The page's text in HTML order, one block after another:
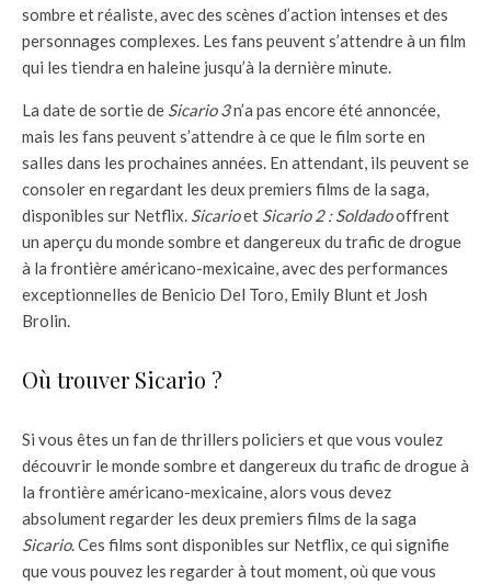
sombre et réaliste, avec des scènes d’action intenses et des
personnages complexes. Les fans peuvent s’attendre à un film
qui les tiendra en haleine jusqu’à la dernière minute.
La date de sortie de Sicario 3n’a pas encore été annoncée,
mais les fans peuvent s’attendre à ce que le film sorte en
salles dans les prochaines années. En attendant, ils peuvent se
consoler en regardant les deux premiers films de la saga,
disponibles sur Netflix. Sicarioet Sicario 2 : Soldadooffrent
un aperçu du monde sombre et dangereux du trafic de drogue
à la frontière américano-mexicaine, avec des performances
exceptionnelles de Benicio Del Toro, Emily Blunt et Josh
Brolin.
Où trouver Sicario ?
Si vous êtes un fan de thrillers policiers et que vous voulez
découvrir le monde sombre et dangereux du trafic de drogue à
la frontière américano-mexicaine, alors vous devez
absolument regarder les deux premiers films de la saga
Sicario. Ces films sont disponibles sur Netflix, ce qui signifie
que vous pouvez les regarder à tout moment, où que vous